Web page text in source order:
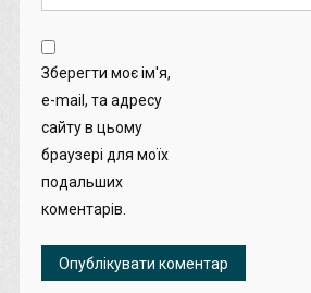
Зберегти моє ім'я,
e-mail, та адресу
сайту в цьому
браузері для моїх
подальших
коментарів.